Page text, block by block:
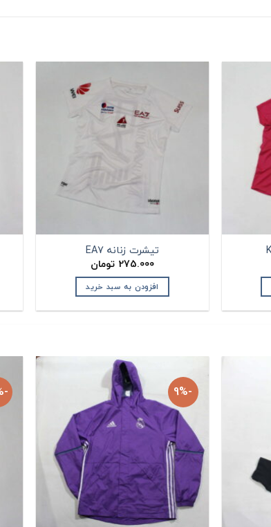
تیشرت زنانه EA7
275.000 تومان
افزودن به سبد خرید
-9%
-16%